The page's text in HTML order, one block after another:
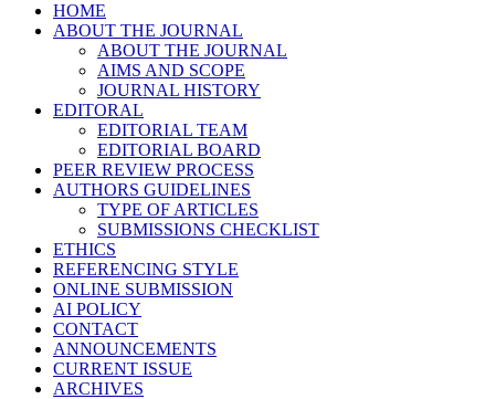
HOME
ABOUT THE JOURNAL
ABOUT THE JOURNAL
AIMS AND SCOPE
JOURNAL HISTORY
EDITORAL
EDITORIAL TEAM
EDITORIAL BOARD
PEER REVIEW PROCESS
AUTHORS GUIDELINES
TYPE OF ARTICLES
SUBMISSIONS CHECKLIST
ETHICS
REFERENCING STYLE
ONLINE SUBMISSION
AI POLICY
CONTACT
ANNOUNCEMENTS
CURRENT ISSUE
ARCHIVES